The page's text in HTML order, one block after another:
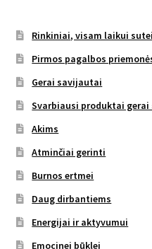
Rinkiniai, visam laikui
Pirmos pagalbos
Gerai savijautai
Svarbiausi produktai
Akims
Atminčiai gerinti
Burnos ertmei
Daug dirbantiems
Energijai ir aktyvumui
Emocinei būklei